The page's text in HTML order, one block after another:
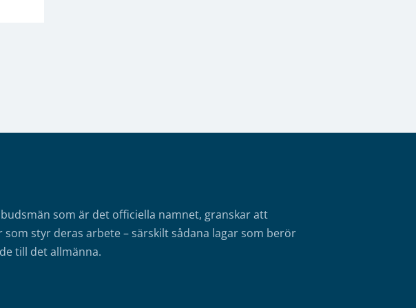
som är det officiella namnet, granskar att
styr deras arbete – särskilt sådana lagar som berör
till det allmänna.